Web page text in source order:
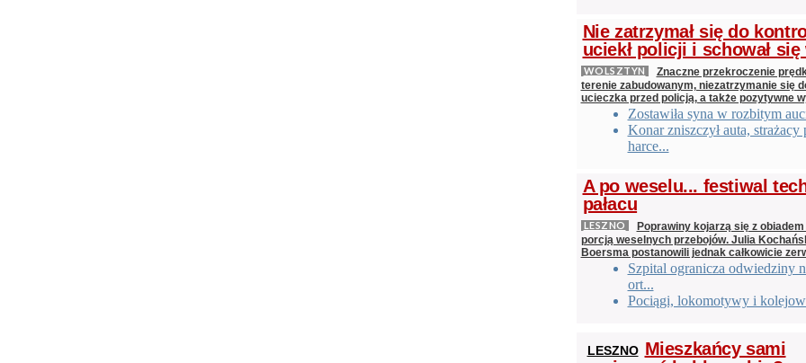
Nie zatrzymał się do
uciekł policji i schował
WOLSZTYN
Znaczne przekroczenie
terenie zabudowanym, niezatrzymanie się
ucieczka przed policją, a także pozytywne
Zostawiła syna w rozbitym
Konar zniszczył auta, strażacy
harce...
A po weselu... festiwal
pałacu
LESZNO
Poprawiny kojarzą się z
porcją weselnych przebojów. Julia
Boersma postanowili jednak całkowicie
Szpital ogranicza odwiedziny
ort...
Pociągi, lokomotywy i
LESZNO Mieszkańcy sami